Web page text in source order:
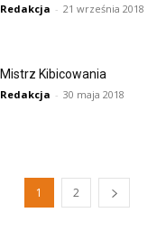
Redakcja - 21 września 2018
Mistrz Kibicowania
Redakcja - 30 maja 2018
1 2